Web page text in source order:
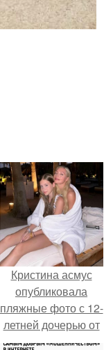
Кристина асмус
опубликовала
пляжные фото с 12-
летней дочерью от
Гарика Харламова.